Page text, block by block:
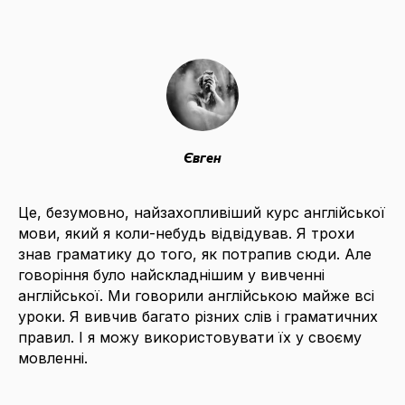
Євген
Це, безумовно, найзахопливіший курс англійської
мови, який я коли-небудь відвідував. Я трохи
знав граматику до того, як потрапив сюди. Але
говоріння було найскладнішим у вивченні
англійської. Ми говорили англійською майже всі
уроки. Я вивчив багато різних слів і граматичних
правил. І я можу використовувати їх у своєму
мовленні.